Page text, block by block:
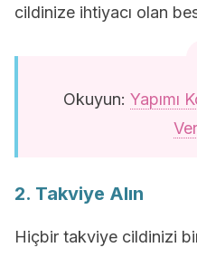
cildinize ihtiyacı olan
Okuyun: Yapımı
2. Takviye Alın
Hiçbir takviye cildinizi